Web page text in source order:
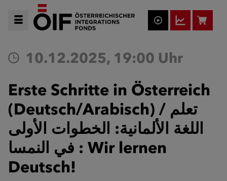
10.12.2025, 19:00 Uhr
Erste Schritte in Österreich
(Deutsch/Arabisch) / تعلم
اللغة الألمانية: الخطوات الأولى
في النمسا​ : Wir lernen
Deutsch!